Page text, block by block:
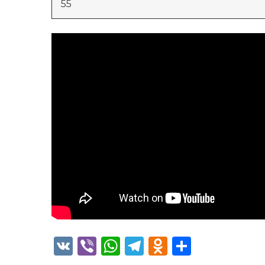
55
VK ViberWhatsApp
Telegram